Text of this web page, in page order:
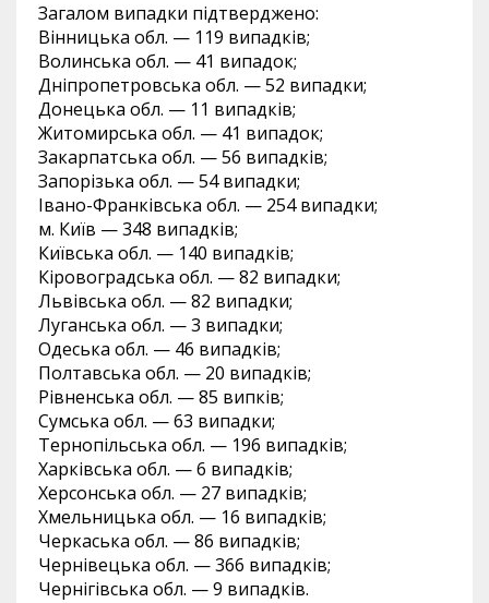
Загалом випадки підтверджено:
Вінницька обл. — 119 випадків;
Волинська обл. — 41 випадок;
Дніпропетровська обл. — 52 випадки;
Донецька обл. — 11 випадків;
Житомирська обл. — 41 випадок;
Закарпатська обл. — 56 випадків;
Запорізька обл. — 54 випадки;
Івано-Франківська обл. — 254 випадки;
м. Київ — 348 випадків;
Київська обл. — 140 випадків;
Кіровоградська обл. — 82 випадки;
Львівська обл. — 82 випадки;
Луганська обл. — 3 випадки;
Одеська обл. — 46 випадків;
Полтавська обл. — 20 випадків;
Рівненська обл. — 85 випків;
Сумська обл. — 63 випадки;
Тернопільська обл. — 196 випадків;
Харківська обл. — 6 випадків;
Херсонська обл. — 27 випадків;
Хмельницька обл. — 16 випадків;
Черкаська обл. — 86 випадків;
Чернівецька обл. — 366 випадків;
Чернігівська обл. — 9 випадків.